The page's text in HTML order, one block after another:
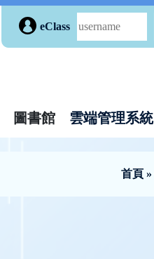
eClass
圖書館 雲端管理系統
首頁 »